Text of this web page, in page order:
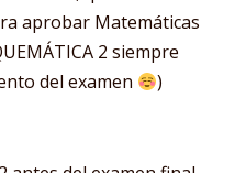
aprobar Matemáticas
2 siempre
del examen
)